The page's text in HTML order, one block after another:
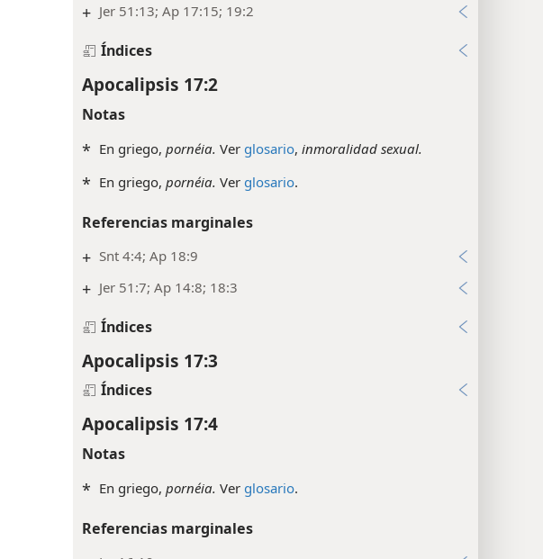
+ Jer 51:13; Ap 17:15; 19:2
Índices
Apocalipsis 17:2
Notas
* En griego,pornéia. Ver glosario,inmoralidad sexual.
* En griego,pornéia. Ver glosario.
Referencias marginales
+ Snt 4:4; Ap 18:9
+ Jer 51:7; Ap 14:8; 18:3
Índices
Apocalipsis 17:3
Índices
Apocalipsis 17:4
Notas
* En griego,pornéia. Ver glosario.
Referencias marginales